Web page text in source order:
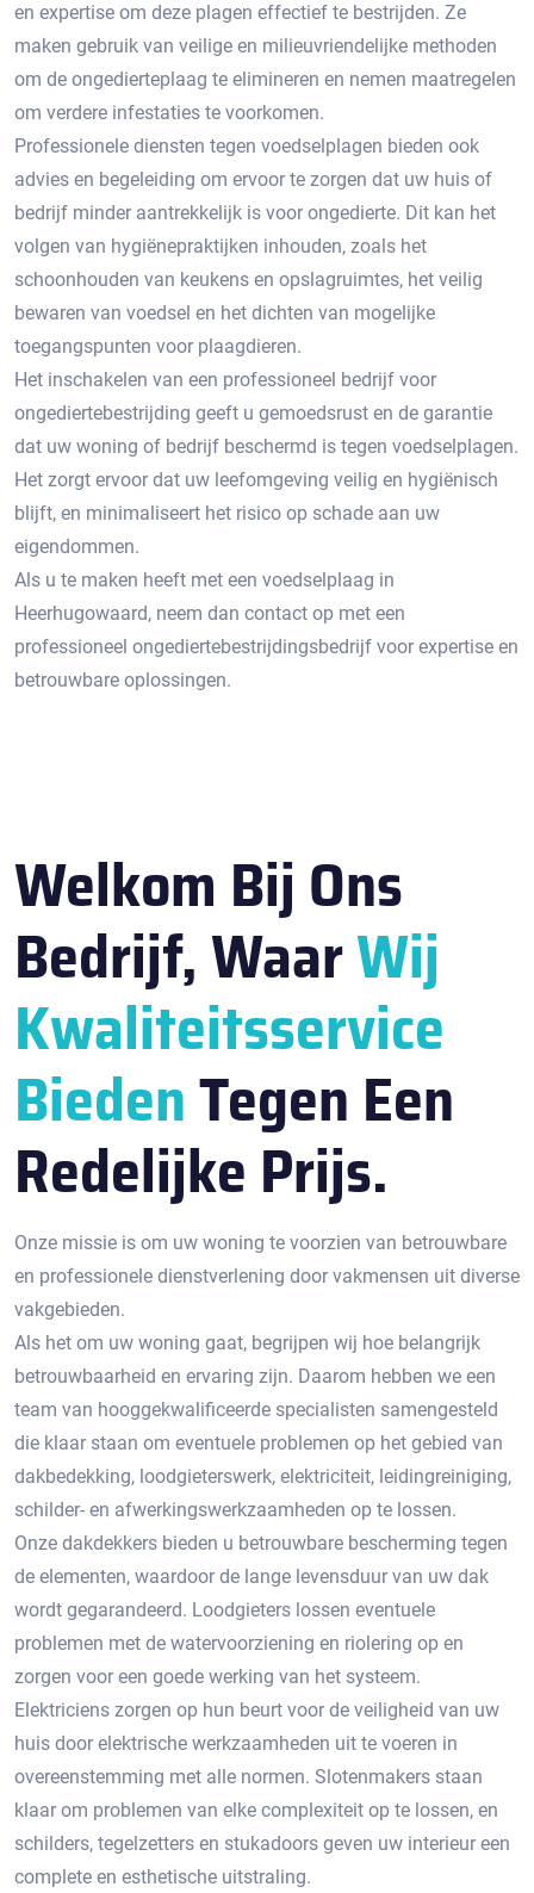
en expertise om deze plagen effectief te bestrijden.​ Ze
maken gebruik van veilige en milieuvriendelijke methoden
om de ongedierteplaag te elimineren en nemen maatregelen
om verdere infestaties te voorkomen.​
Professionele diensten tegen voedselplagen bieden ook
advies en begeleiding om ervoor te zorgen dat uw huis of
bedrijf minder aantrekkelijk is voor ongedierte. Dit kan het
volgen van hygiënepraktijken inhouden, zoals het
schoonhouden van keukens en opslagruimtes, het veilig
bewaren van voedsel en het dichten van mogelijke
toegangspunten voor plaagdieren.
Het inschakelen van een professioneel bedrijf voor
ongediertebestrijding geeft u gemoedsrust en de garantie
dat uw woning of bedrijf beschermd is tegen voedselplagen.​
Het zorgt ervoor dat uw leefomgeving veilig en hygiënisch
blijft, en minimaliseert het risico op schade aan uw
eigendommen.​
Als u te maken heeft met een voedselplaag in
Heerhugowaard, neem dan contact op met een
professioneel ongediertebestrijdingsbedrijf voor expertise en
betrouwbare oplossingen.​
Welkom Bij Ons
Bedrijf, WaarWij
Kwaliteitsservice
BiedenTegen Een
Redelijke Prijs.
Onze missie is om uw woning te voorzien van betrouwbare
en professionele dienstverlening door vakmensen uit diverse
vakgebieden.
Als het om uw woning gaat, begrijpen wij hoe belangrijk
betrouwbaarheid en ervaring zijn. Daarom hebben we een
team van hooggekwalificeerde specialisten samengesteld
die klaar staan om eventuele problemen op het gebied van
dakbedekking, loodgieterswerk, elektriciteit, leidingreiniging,
schilder- en afwerkingswerkzaamheden op te lossen.
Onze dakdekkers bieden u betrouwbare bescherming tegen
de elementen, waardoor de lange levensduur van uw dak
wordt gegarandeerd. Loodgieters lossen eventuele
problemen met de watervoorziening en riolering op en
zorgen voor een goede werking van het systeem.
Elektriciens zorgen op hun beurt voor de veiligheid van uw
huis door elektrische werkzaamheden uit te voeren in
overeenstemming met alle normen. Slotenmakers staan ​​
klaar om problemen van elke complexiteit op te lossen, en
schilders, tegelzetters en stukadoors geven uw interieur een
complete en esthetische uitstraling.